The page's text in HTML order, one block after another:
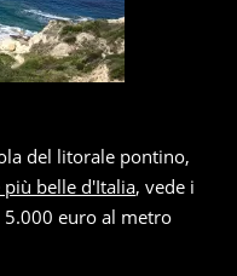
del litorale pontino,
più belle d'Italia, vede i
euro al metro